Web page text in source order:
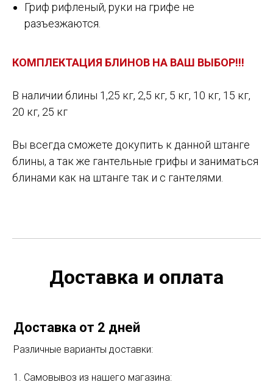
Гриф рифленый, руки на грифе не
разъезжаются.
КОМПЛЕКТАЦИЯ БЛИНОВ НА ВАШ ВЫБОР!!!
В наличии блины 1,25 кг, 2,5 кг, 5 кг, 10 кг, 15 кг,
20 кг, 25 кг
Вы всегда сможете докупить к данной штанге
блины, а так же гантельные грифы и заниматься
блинами как на штанге так и с гантелями.
Доставка и оплата
Доставка от 2 дней
Различные варианты доставки:
1. Самовывоз из нашего магазина: